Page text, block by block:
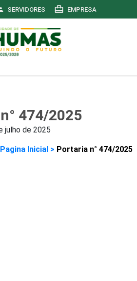
SERVIDORES card_travel EMPRESA
474/2025
julho de 2025
Pagina Inicial > Portaria n° 474/2025